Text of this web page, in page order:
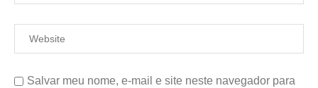
Salvar meu nome, e-mail e site neste navegador para